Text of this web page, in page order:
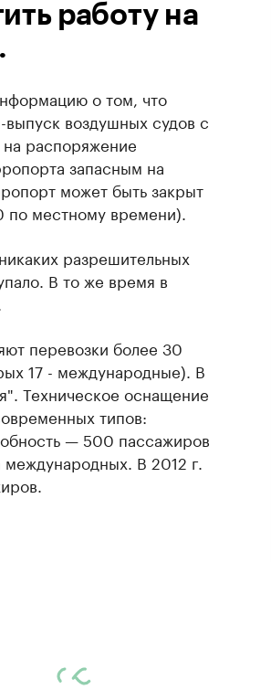
работу на
о том, что
воздушных судов с
распоряжение
запасным на
может быть закрыт
местному времени).
разрешительных
В то же время в
перевозки более 30
17 - международные). В
Техническое оснащение
типов:
— 500 пассажиров
В 2012 г.